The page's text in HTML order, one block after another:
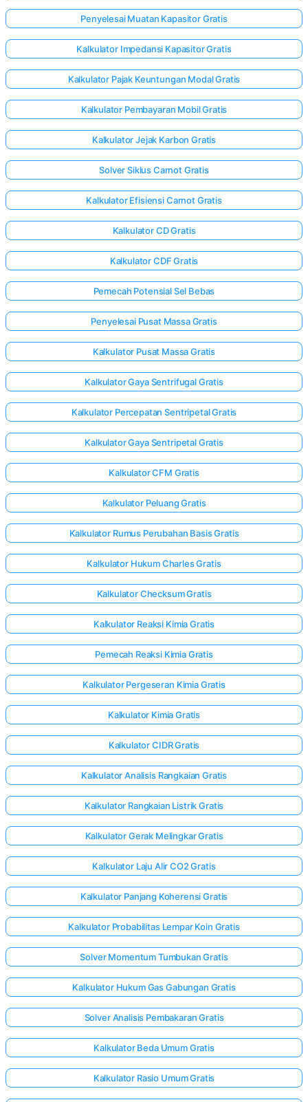
Penyelesai Muatan Kapasitor Gratis
Kalkulator Impedansi Kapasitor Gratis
Kalkulator Pajak Keuntungan Modal Gratis
Kalkulator Pembayaran Mobil Gratis
Kalkulator Jejak Karbon Gratis
Solver Siklus Carnot Gratis
Kalkulator Efisiensi Carnot Gratis
Kalkulator CD Gratis
Kalkulator CDF Gratis
Pemecah Potensial Sel Bebas
Penyelesai Pusat Massa Gratis
Kalkulator Pusat Massa Gratis
Kalkulator Gaya Sentrifugal Gratis
Kalkulator Percepatan Sentripetal Gratis
Kalkulator Gaya Sentripetal Gratis
Kalkulator CFM Gratis
Kalkulator Peluang Gratis
Kalkulator Rumus Perubahan Basis Gratis
Kalkulator Hukum Charles Gratis
Kalkulator Checksum Gratis
Kalkulator Reaksi Kimia Gratis
Pemecah Reaksi Kimia Gratis
Kalkulator Pergeseran Kimia Gratis
Kalkulator Kimia Gratis
Kalkulator CIDR Gratis
Kalkulator Analisis Rangkaian Gratis
Kalkulator Rangkaian Listrik Gratis
Kalkulator Gerak Melingkar Gratis
Kalkulator Laju Alir CO2 Gratis
Kalkulator Panjang Koherensi Gratis
Kalkulator Probabilitas Lempar Koin Gratis
Solver Momentum Tumbukan Gratis
Kalkulator Hukum Gas Gabungan Gratis
Solver Analisis Pembakaran Gratis
Kalkulator Beda Umum Gratis
Kalkulator Rasio Umum Gratis